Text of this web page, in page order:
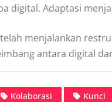
digital. Adaptasi
menjalankan
antara digital
Kolaborasi Kunci